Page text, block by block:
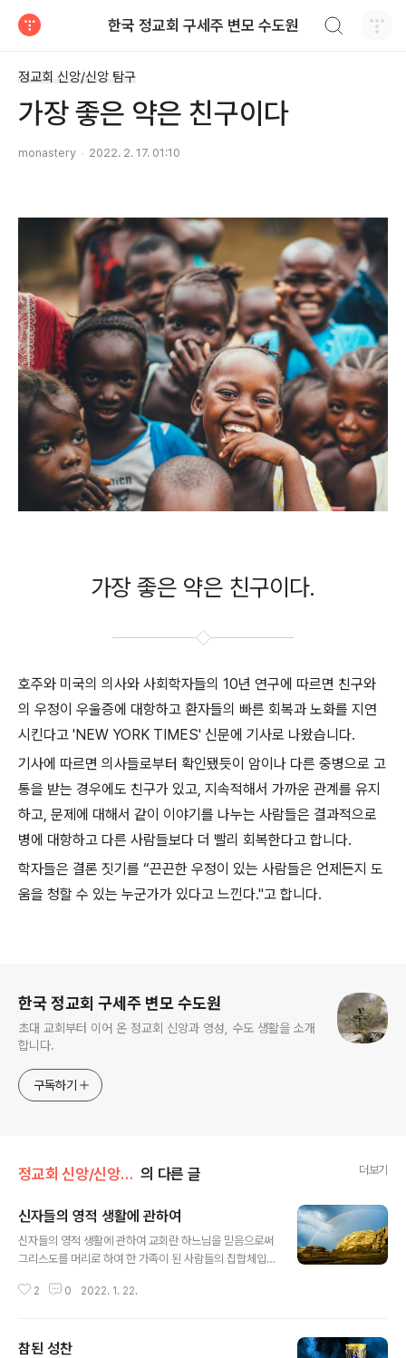
한국 정교회 구세주 변모 수도원
정교회 신앙/신앙 탐구
가장 좋은 약은 친구이다
monastery 2022. 2. 17. 01:10
가장 좋은 약은 친구이다.
호주와 미국의 의사와 사회학자들의 10년 연구에 따르면 친구와
의 우정이 우울증에 대항하고 환자들의 빠른 회복과 노화를 지연
시킨다고 'NEW YORK TIMES' 신문에 기사로 나왔습니다.
기사에 따르면 의사들로부터 확인됐듯이 암이나 다른 중병으로 고
통을 받는 경우에도 친구가 있고, 지속적해서 가까운 관계를 유지
하고, 문제에 대해서 같이 이야기를 나누는 사람들은 결과적으로
병에 대항하고 다른 사람들보다 더 빨리 회복한다고 합니다.
학자들은 결론 짓기를 “끈끈한 우정이 있는 사람들은 언제든지 도
움을 청할 수 있는 누군가가 있다고 느낀다."고 합니다.
한국 정교회 구세주 변모 수도원
초대 교회부터 이어 온 정교회 신앙과 영성, 수도 생활을 소개
합니다.
구독하기
정교회 신앙/신앙 탐구 의 다른 글 더보기
신자들의 영적 생활에 관하여
신자들의 영적 생활에 관하여 교회란 하느님을 믿음으로써
그리스도를 머리로 하여 한 가족이 된 사람들의 집합체입
한 가정에는 부모와 자녀, 그리고 형제자매들이 구성원을
나 함께 모여 사는 특색이 있습니다. 그러므로 거기에는 질
2 0 2022. 1. 22.
참된 성찬